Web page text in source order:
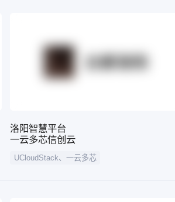
洛阳智慧平台
一云多芯信创云
UCloudStack、一云多芯